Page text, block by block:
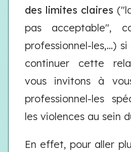
des limites claires
pas acceptable",
professionnel-les,...)
continuer cette
vous invitons à
professionnel-les
les violences au sein
En effet, pour aller